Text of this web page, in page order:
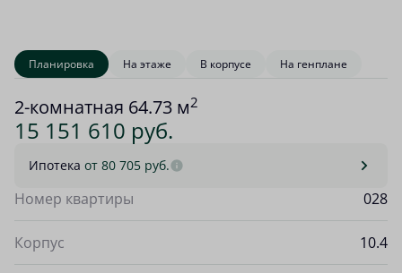
Планировка На этаже В корпусе На генплане
2-комнатная 64.73 м2
15 151 610 руб.
Ипотека от 80 705 руб.
Номер квартиры 028
Корпус 10.4